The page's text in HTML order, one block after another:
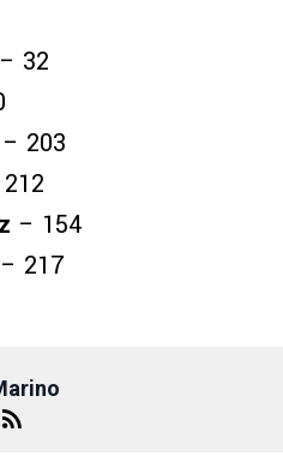
– 32
– 203
– 154
– 217